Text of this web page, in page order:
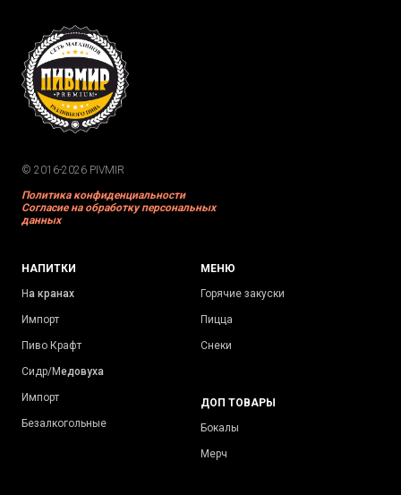
© 2016-2026 PIVMIR
Политика конфиденциальности
Согласие на обработку персональных
данных
НАПИТКИ
На кранах
Импорт
Пиво Крафт
Сидр/Медовуха
Импорт
Безалкогольные
МЕНЮ
Горячие закуски
Пицца
Снеки
ДОП ТОВАРЫ
Бокалы
Мерч